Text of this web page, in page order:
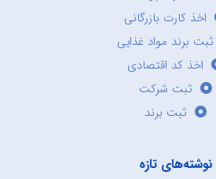
اخذ کارت بازرگانی
ثبت برند مواد غذایی
اخذ کد اقتصادی
ثبت شرکت
ثبت برند
نوشته‌های تازه